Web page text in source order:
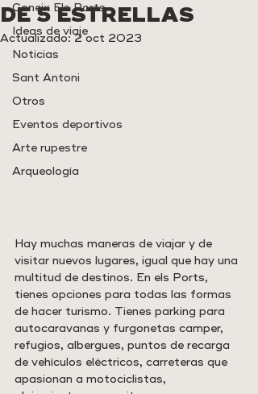
Coneix Els Ports
Ideas de viaje
Noticias
Sant Antoni
Otros
Eventos deportivos
Arte rupestre
Arqueología
DE 5 ESTRELLAS
Actualizado:2 oct 2023
Hay muchas maneras de viajar y de
visitar nuevos lugares, igual que hay una
multitud de destinos. En els Ports,
tienes opciones para todas las formas
de hacer turismo. Tienes parking para
autocaravanas y furgonetas camper,
refugios, albergues, puntos de recarga
de vehículos eléctricos, carreteras que
apasionan a motociclistas,